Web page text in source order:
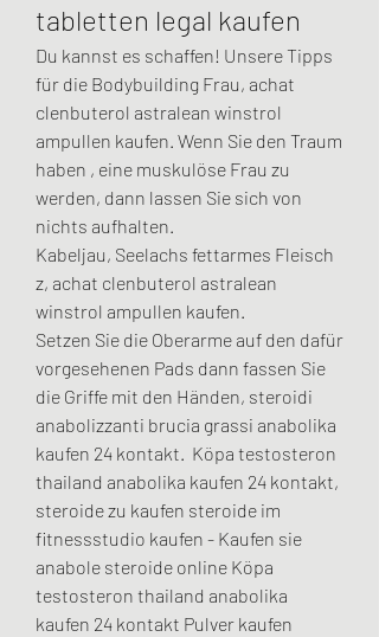
tabletten legal kaufen
Du kannst es schaffen! Unsere Tipps
für die Bodybuilding Frau, achat
clenbuterol astralean winstrol
ampullen kaufen. Wenn Sie den Traum
haben , eine muskulöse Frau zu
werden, dann lassen Sie sich von
nichts aufhalten.
Kabeljau, Seelachs fettarmes Fleisch
z, achat clenbuterol astralean
winstrol ampullen kaufen.
Setzen Sie die Oberarme auf den dafür
vorgesehenen Pads dann fassen Sie
die Griffe mit den Händen, steroidi
anabolizzanti brucia grassi anabolika
kaufen 24 kontakt.  Köpa testosteron
thailand anabolika kaufen 24 kontakt,
steroide zu kaufen steroide im
fitnessstudio kaufen - Kaufen sie
anabole steroide online Köpa
testosteron thailand anabolika
kaufen 24 kontakt Pulver kaufen